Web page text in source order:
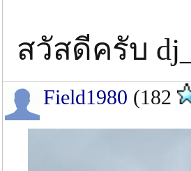
สวัสดีครับ
Field1980 (182